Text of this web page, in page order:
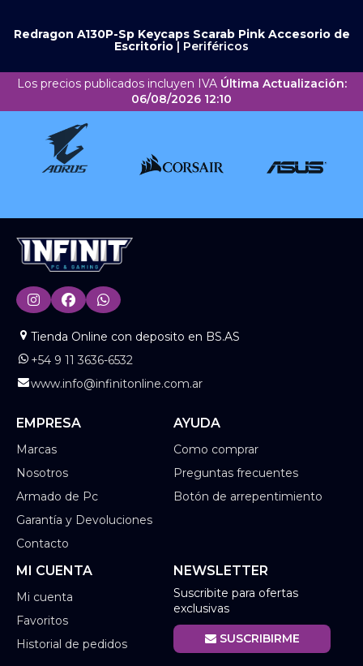
Redragon A130P-Sp Keycaps Scarab Pink Accesorio de
Escritorio | Periféricos
Los precios publicados incluyen IVA Última Actualización:
06/08/2026 12:10
Tienda Online con deposito en BS.AS
+54 9 11 3636-6532
www.info@infinitonline.com.ar
EMPRESA
Marcas
Nosotros
Armado de Pc
Garantía y Devoluciones
Contacto
AYUDA
Como comprar
Preguntas frecuentes
Botón de arrepentimiento
MI CUENTA
Mi cuenta
Favoritos
Historial de pedidos
NEWSLETTER
Suscribite para ofertas
exclusivas
SUSCRIBIRME